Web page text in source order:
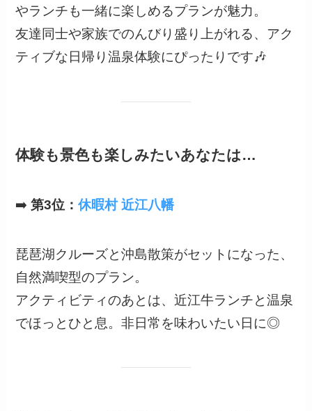
やランチも一緒に楽しめるプランが魅力。
友達同士や家族でのんびり盛り上がれる、アク
ティブな日帰り温泉体験にぴったりです🎶
体験も景色も楽しみたいあなたは…
➡️第3位：休暇村 近江八幡
琵琶湖クルーズと沖島散策がセットになった、
自然満喫型のプラン。
アクティビティのあとは、近江牛ランチと温泉
でほっとひと息。非日常を味わいたい日に◎